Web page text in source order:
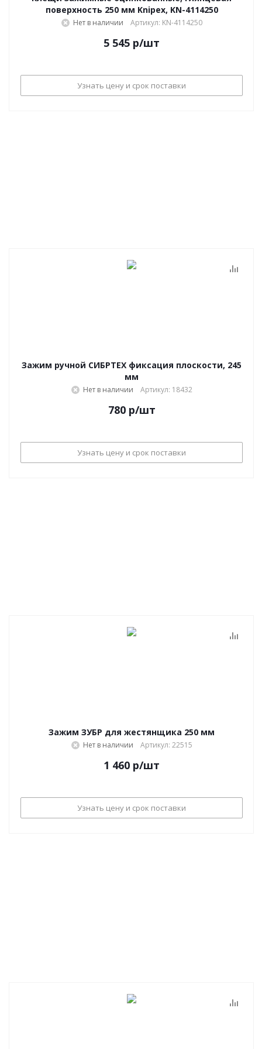
поверхность 250 мм Knipex, KN-4114250
Нет в наличии Артикул: KN-4114250
5 545 р/шт
Узнать цену и срок поставки
Зажим ручной СИБРТЕХ фиксация плоскости, 245
мм
Нет в наличии Артикул: 18432
780р/шт
Узнать цену и срок поставки
Зажим ЗУБР для жестянщика 250 мм
Нет в наличии Артикул: 22515
1 460 р/шт
Узнать цену и срок поставки